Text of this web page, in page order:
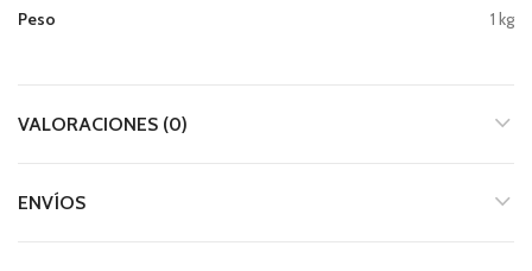
Peso 1 kg
VALORACIONES (0)
ENVÍOS